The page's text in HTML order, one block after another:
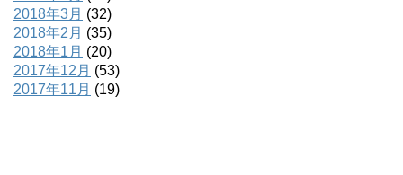
2018年3月 (32)
2018年2月 (35)
2018年1月 (20)
2017年12月 (53)
2017年11月 (19)